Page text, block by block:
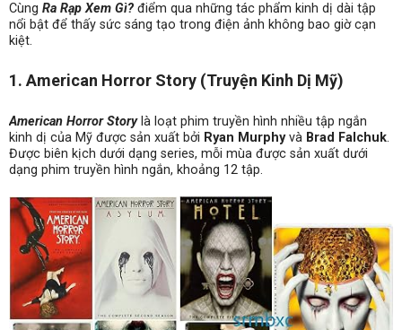
Cùng Ra Rạp Xem Gì? điểm qua những tác phẩm kinh dị dài tập
nổi bật để thấy sức sáng tạo trong điện ảnh không bao giờ cạn
kiệt.
1. American Horror Story (Truyện Kinh Dị Mỹ)
American Horror Storylà loạt phim truyền hình nhiều tập ngắn
kinh dị của Mỹ được sản xuất bởi Ryan Murphyvà Brad Falchuk.
Được biên kịch dưới dạng series, mỗi mùa được sản xuất dưới
dạng phim truyền hình ngắn, khoảng 12 tập.